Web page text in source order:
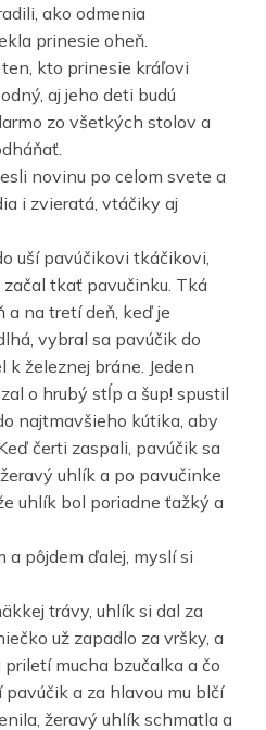
ako odmenia
prinesie oheň.
kto prinesie kráľovi
aj jeho deti budú
zo všetkých stolov a
novinu po celom svete a
i zvieratá, vtáčiky aj
uší pavúčikovi tkáčikovi,
tkať pavučinku. Tká
a na tretí deň, keď je
vybral sa pavúčik do
k železnej bráne. Jeden
o hrubý stĺp a šup! spustil
najtmavšieho kútika, aby
čerti zaspali, pavúčik sa
uhlík a po pavučinke
uhlík bol poriadne ťažký a
a pôjdem ďalej, myslí si
trávy, uhlík si dal za
už zapadlo za vršky, a
mucha bzučalka a čo
a za hlavou mu blčí
žeravý uhlík schmatla a